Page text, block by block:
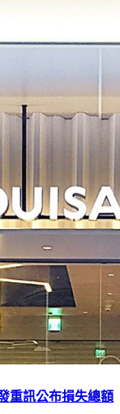
重訊公布損失總額